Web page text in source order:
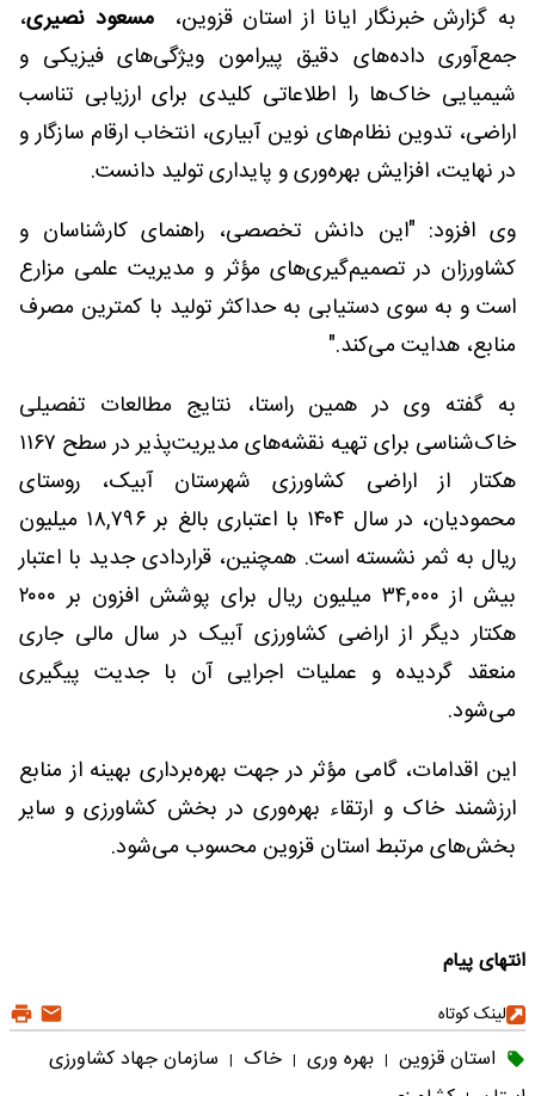
به گزارش خبرنگار ایانا از استان قزوین،مسعود نصیری،
جمع‌آوری داده‌های دقیق پیرامون ویژگی‌های فیزیکی و
شیمیایی خاک‌ها را اطلاعاتی کلیدی برای ارزیابی تناسب
اراضی، تدوین نظام‌های نوین آبیاری، انتخاب ارقام سازگار و
در نهایت، افزایش بهره‌وری و پایداری تولید دانست.
وی افزود: "این دانش تخصصی، راهنمای کارشناسان و
کشاورزان در تصمیم‌گیری‌های مؤثر و مدیریت علمی مزارع
است و به سوی دستیابی به حداکثر تولید با کمترین مصرف
منابع، هدایت می‌کند."
به گفته وی در همین راستا، نتایج مطالعات تفصیلی
خاک‌شناسی برای تهیه نقشه‌های مدیریت‌پذیر در سطح ۱۱۶۷
هکتار از اراضی کشاورزی شهرستان آبیک، روستای
محمودیان، در سال ۱۴۰۴ با اعتباری بالغ بر ۱۸,۷۹۶ میلیون
ریال به ثمر نشسته است. همچنین، قراردادی جدید با اعتبار
بیش از ۳۴,۰۰۰ میلیون ریال برای پوشش افزون بر ۲۰۰۰
هکتار دیگر از اراضی کشاورزی آبیک در سال مالی جاری
منعقد گردیده و عملیات اجرایی آن با جدیت پیگیری
می‌شود.
این اقدامات، گامی مؤثر در جهت بهره‌برداری بهینه از منابع
ارزشمند خاک و ارتقاء بهره‌وری در بخش کشاورزی و سایر
بخش‌های مرتبط استان قزوین محسوب می‌شود.
انتهای پیام
لینک کوتاه
استان قزوین | بهره وری | خاک | سازمان جهاد کشاورزی